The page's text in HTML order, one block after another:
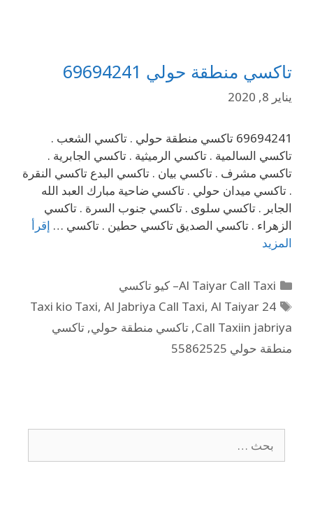
تاكسي منطقة حولي 69694241
يناير 8, 2020
69694241 تاكسي منطقة حولي . تاكسي الشعب .
تاكسي السالمية . تاكسي الرميثية . تاكسي الجابرية .
تاكسي مشرف . تاكسي بيان . تاكسي البدع تاكسي النقرة
. تاكسي ميدان حولي . تاكسي ضاحية مبارك العبد الله
الجابر . تاكسي سلوى . تاكسي جنوب السرة . تاكسي
الزهراء . تاكسي الصديق تاكسي حطين . تاكسي … إقرأ
المزيد
Al Taiyar Call Taxi– كيو تاكسي
24 Taxi kio Taxi
, Al Jabriya Call Taxi, Al Taiyar
Call Taxiin jabriya
, تاكسي منطقة حولي, تاكسي
منطقة حولي 55862525